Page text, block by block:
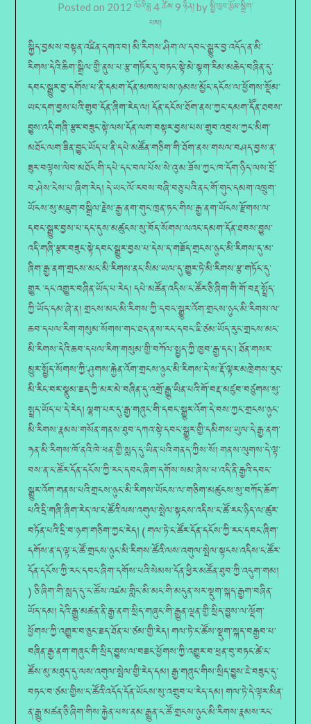
Posted on 2012 ལོའི་ཟླ 4 ཚེས 9 ཉིན།byསྤྱི་ཁྱབ་རྩོམ་སྒྲིག་
པས།
སྐྱིད་བྱམས་བསྟན་འཛིན་དགའ་བ། མི་རིགས་ཤིག་ལ་དབང་སྒྱུར་བྱ་འདོད་ན་མི་
རིགས་དེའི་ཆིག་སྒྲིལ་གྱི་ནུས་པ་རྩ་གཏོར་དུ་བཏང་སྟེ་མེ་སྟག་རིམ་མཆེད་བཞིན་དུ་
དབང་སྒྱུར་བྱ་དགོས་པ་ནི་དམག་དོན་མཁས་པས་ཉམས་མྱོང་དངོས་ལ་ཕྱོགས་སྡོམ་
ཡང་དག་བྱས་པའི་གྲུབ་དོན་ཞིག་རེད་ལ། དོན་དངོས་ཐོག་ནས་ཀྱང་དམག་དོོན་ཐབས་
བྱུས་འདི་གཞི་རྩར་བཟུང་སྟེ་ལས་དོན་ལག་བསྟར་བྱས་པས་གྲུབ་འབྲས་ཀྱང་མིག་
མཐོང་ལག་ཟིན་བྱུང་ཡོད་པ་ནི་དཔེ་མཚོན་གཅིག་གི་ཐོག་ནས་གསལ་བཤད་བྱས་ན་
ཟུར་བལྟས་ལེབ་མཐོང་གི་དཔེ་དང་བལ་པོས་སེ་འུ་མ་ཟོས་ཀྱང་ཁ་དོག་ཉིད་ལས་བྲོ་
བ་ཤེས་ངེས་པ་ཞིག་རེད། དེ་ཡང་ལོ་རབས་བཞི་བཅུ་པའི་ནང་གོ་གུང་དམག་འཁྲུག་
ཡོངས་སུ་མཇུག་བསྒྲིལ་རྗེས་རྒྱ་ནག་གུང་ཁྲན་ཏང་གིས་རྒྱ་ནག་ཡོངས་རྫོགས་ལ་
དབང་སྒྱུར་བྱས་པ་དང་དུས་མཚུངས་སུ་བོད་སོགས་ལའང་དམག་དོན་ཐབས་བྱུས་
འདི་གཞི་རྩར་བཟུང་སྟེ་དབང་སྒྱུར་བྱས་པ་དེས་ད་གཟོད་གྲངས་ཉུང་མི་རིགས་དུ་མ་
ཞིག་རྒྱ་ནག་གྲངས་མང་མི་རིགས་ནང་སིམ་ཡལ་དུ་གྱུར་ཏེ་མི་རིགས་རྩ་གཏོང་དུ་
གྱུར ་དང་འགྱུར་བཞིན་ཡོད་པ་རེད། དཔེ་མཚོན་འདིས་ང་ཚོར་ཅི་ཞིག་གི་གོ་བརྡ་སྤྲོད་
ཀྱི་ཡོད་དམ་ཞེ་ན། གྲངས་མང་མི་རིགས་ཀྱི་དབང་སྒྱུར་འོག་གྲངས་ཉུང་མི་རིགས་ལ་
ཆབ་དཔལ་རིག་གསུམ་སོགས་གང་ཐད་ནས་རང་དབང་ཇི་ཙམ་ཡོད་རུང་གྲངས་མང་
མི་རིགས་དེའི་ཆབ་དཔལ་རིག་གསུམ་གྱི་བཀོལ་སྤྱད་ཀྱི་ཁྱབ་རྒྱ་དང་། ཐོན་གསར་
མྱུར་སྤྱོད་སོགས་ཀྱི་ཤུགས་རྐྱེན་འོག་གྲངས་ཉུང་མི་རིགས་དེ་ས་རྡོ་ལྟར་མཁྲེགས་རུང་
མི་རིང་བར་སྣུམ་ཟད་ཀྱི་མར་མེ་བཞིན་དུ་འགྲོ་རྒྱུ་ཡིན་པའི་གོ་བརྡ་མཛུབ་བཙུགས་སུ་
སྤྲད་ཡོད་པ་དེ་རེད། ལྷག་པར་དུ་རྒྱ་གཞུང་གི་དབང་སྒྱུར་འོག་དེ་བས་ཀྱང་གྲངས་ཉུང་
མི་རིགས་རྣམས་གསོན་གནས་ཐུབ་དཀའ་སྟེ་དབང་སྒྱུར་གྱི་དམིགས་ཡུལ་དེ་རྒྱ་ནག་
ཧན་མི་རིགས་ཁོ་ནའི་ཁེ་ཕན་གྱི་སླད་དུ་ཡིན་པའི་གནད་ཀྱིས་སོ། གནས་ལུགས་དེ་ལྟ་
བས་ན་ང་ཚོར་དོན་དངོས་ཀྱི་རང་དབང་ཞིག་དགོས་སམ་ཞེས་པ་འདི་ནི་རྒྱའི་དབང་
སྒྱུར་འོག་གནས་པའི་གྲངས་ཉུང་མི་རིགས་ཡོངས་ལ་གཅིག་མཚུངས་སུ་བཀོད་ཆོག་
པའི་དྲི་གཞི་ཞིག་རེད་ལ་ང་ཚོའི་ལས་འགུལ་སྤེལ་སྟངས་འདིས་ང་ཚོ་རང་ཉིད་ལ་ཚུར་
བཏོན་པའི་དྲི་བ་ཉག་གཅིག་ཀྱང་རེད། ( གལ་ཏེ་ང་ཚོར་དོན་དངོས་ཀྱི་རང་དབང་ཞིག་
དགོས་ན་ད་ལྟ་ང་ཚོ་གྲངས་ཉུང་མི་རིགས་ཚོའི་ལས་འགུལ་སྤེལ་སྟངས་འདིས་ང་ཚོར་
དོན་དངོས་ཀྱི་རང་དབང་ཞིག་དགོས་པའི་སེམས་དོན་ཕྱིར་མཚོན་ཐུབ་ཀྱི་འདུག་གམ།
) ཅི་ཞིག་གི་སླད་དུ་ང་ཚོས་འཛམ་གླིང་མི་མང་གི་མདུན་སར་སྡུག་སྐད་རྒྱག་བཞིན་
ཡོད་དམ། དེའི་རྒྱུ་མཚན་ནི་རྒྱ་ནག་སྲིད་གཞུང་གི་རྒྱུན་ལྡན་གྱི་སྲིད་བྱུས་ལ་ལྡོག་
ཕྱོགས་ཀྱི་འགྱུར་བ་ཅུང་ཟད་ཐོན་པ་ཙམ་གྱི་རེད། གལ་ཏེ་ང་ཚོས་སྡུག་སྐད་བརྒྱབ་པ་
བཞིན་རྒྱ་ནག་གཞུང་གི་སྲིད་བྱུས་ལ་བཟང་ཕྱོགས་ཀྱི་འགྱུར་བ་ཕྲན་བུ་བཏང་ཚེ་ང་
ཚོས་མུ་མཐུད་དུ་ལས་འགུལ་སྤེལ་གྱི་རེད་དམ། རྒྱ་གཞུང་གིས་སྲིད་བྱུས་ཇེ་བཟུང་དུ་
བཏང་བ་ཙམ་གྱིས་ང་ཚོའི་འདོད་དོན་ཡོངས་སུ་འགྲུབ་པ་རེད་དམ། གལ་ཏེ་དེ་ལྟར་མིན་
ན་རྒྱུ་མཚན་ཅི་ཞིག་གིས་རྐྱེན་པས་ནམ་རྒྱུན་ང་ཚོ་གྲངས་ཉུང་མི་རིགས་རྣམས་རང་